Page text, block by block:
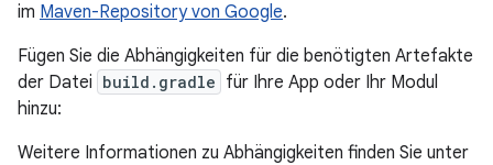
im Maven-Repository von Google.
Fügen Sie die Abhängigkeiten für die benötigten Artefakte
der Datei build.gradle für Ihre App oder Ihr Modul
hinzu:
Weitere Informationen zu Abhängigkeiten finden Sie unter